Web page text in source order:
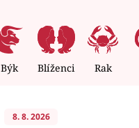
Býk Blíženci Rak
8. 8. 2026